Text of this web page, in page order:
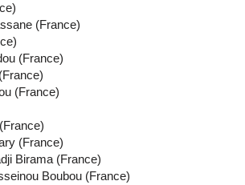
(France)
(France)
(France)
(France)
Birama (France)
Boubou (France)